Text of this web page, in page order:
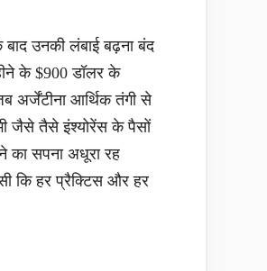
उनकी लंबाई बढ़ना बंद
के $900 डॉलर के
आर्थिक तंगी से
जैसे तैसे इंश्योरेंस के पैसों
का सपना अधूरा रह
कि हर प्रैक्टिस और हर